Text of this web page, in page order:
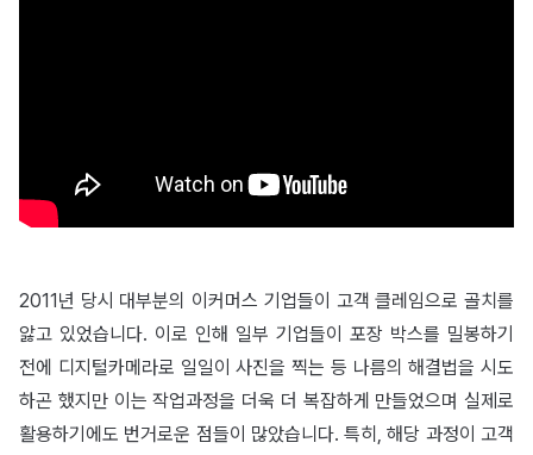
2011년 당시 대부분의 이커머스 기업들이 고객 클레임으로 골치를
앓고 있었습니다. 이로 인해 일부 기업들이 포장 박스를 밀봉하기
전에 디지털카메라로 일일이 사진을 찍는 등 나름의 해결법을 시도
하곤 했지만 이는 작업과정을 더욱 더 복잡하게 만들었으며 실제로
활용하기에도 번거로운 점들이 많았습니다. 특히, 해당 과정이 고객